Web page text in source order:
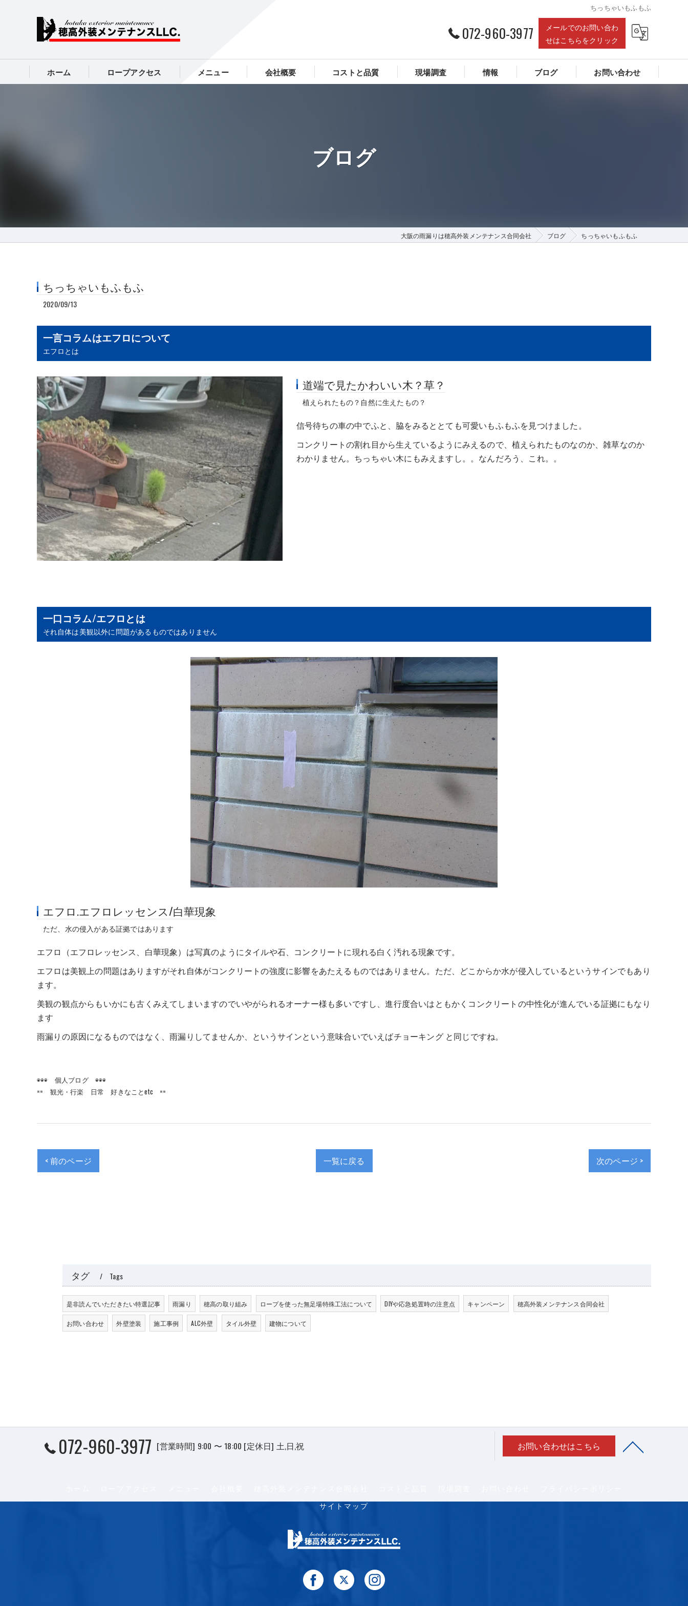
ちっちゃいもふもふ
072-960-3977
メールでのお問い合わ
せはこちらをクリック
ホーム ロープアクセス メニュー 会社概要 コストと品質 現場調査 情報 ブログ お問い合わせ
ブログ
大阪の雨漏りは穂高外装メンテナンス合同会社 ブログ ちっちゃいもふもふ
ちっちゃいもふもふ
2020/09/13
一言コラムはエフロについて
エフロとは
道端で見たかわいい木？草？
植えられたもの？自然に生えたもの？
信号待ちの車の中でふと、脇をみるととても可愛いもふもふを見つけました。
コンクリートの割れ目から生えているようにみえるので、植えられたものなのか、雑草なのか
わかりません。ちっちゃい木にもみえますし。。なんだろう、これ。。
一口コラム/エフロとは
それ自体は美観以外に問題があるものではありません
エフロ.エフロレッセンス/白華現象
ただ、水の侵入がある証拠ではあります
エフロ（エフロレッセンス、白華現象）は写真のようにタイルや石、コンクリートに現れる白く汚れる現象です。
エフロは美観上の問題はありますがそれ自体がコンクリートの強度に影響をあたえるものではありません。ただ、どこからか水が侵入しているというサインでもあり
ます。
美観の観点からもいかにも古くみえてしまいますのでいやがられるオーナー様も多いですし、進行度合いはともかくコンクリートの中性化が進んでいる証拠にもなり
ます
雨漏り の原因になるものではなく、雨漏り してませんか、というサインという意味合いでいえばチョーキング と同じですね。
◉◉◉ 個人ブログ ◉◉◉
== 観光・行楽 日常 好きなことetc ==
< 前のページ 一覧に戻る 次のページ >
タグ Tags
是非読んでいただきたい特選記事 雨漏り 穂高の取り組み ロープを使った無足場特殊工法について DIYや応急処置時の注意点 キャンペーン 穂高外装メンテナンス合同会社
お問い合わせ 外壁塗装 施工事例 ALC外壁 タイル外壁 建物について
072-960-3977 [営業時間] 9:00 〜 18:00 [定休日] 土,日,祝 お問い合わせはこちら
サイトマップ